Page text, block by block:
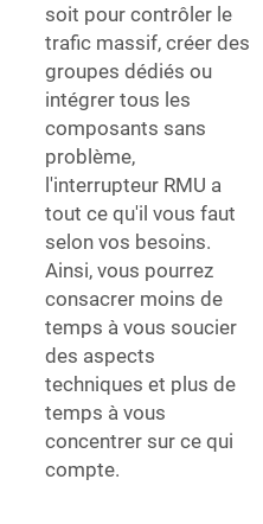
soit pour contrôler le
trafic massif, créer des
groupes dédiés ou
intégrer tous les
composants sans
problème,
l'interrupteur RMU a
tout ce qu'il vous faut
selon vos besoins.
Ainsi, vous pourrez
consacrer moins de
temps à vous soucier
des aspects
techniques et plus de
temps à vous
concentrer sur ce qui
compte.